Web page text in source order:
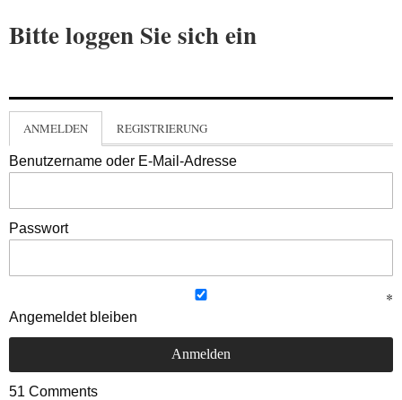
Bitte loggen Sie sich ein
ANMELDEN REGISTRIERUNG
Benutzername oder E-Mail-Adresse
Passwort
Angemeldet bleiben
51 Comments